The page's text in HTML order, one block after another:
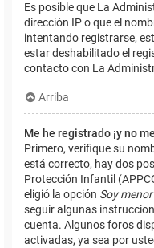
Es posible que La
dirección IP o que el
intentando registrarse,
estar deshabilitado el
contacto con La
Arriba
Me he registrado ¡y no
Primero, verifique su
está correcto, hay dos
Protección Infantil
eligió la opción Soy
seguir algunas
cuenta. Algunos foros
activadas, ya sea por